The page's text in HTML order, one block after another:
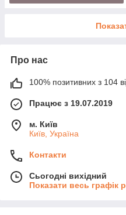
Про нас
100% позитивних з 104
Працює з 19.07.2019
м. Київ
Київ, Україна
Контакти
Сьогодні вихідний
Показати весь графік